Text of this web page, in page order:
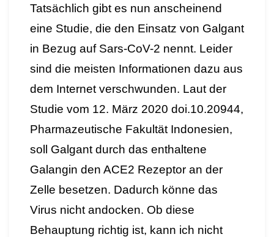
Tatsächlich gibt es nun anscheinend
eine Studie, die den Einsatz von Galgant
in Bezug auf Sars-CoV-2 nennt. Leider
sind die meisten Informationen dazu aus
dem Internet verschwunden. Laut der
Studie vom 12. März 2020 doi.10.20944,
Pharmazeutische Fakultät Indonesien,
soll Galgant durch das enthaltene
Galangin den ACE2 Rezeptor an der
Zelle besetzen. Dadurch könne das
Virus nicht andocken. Ob diese
Behauptung richtig ist, kann ich nicht